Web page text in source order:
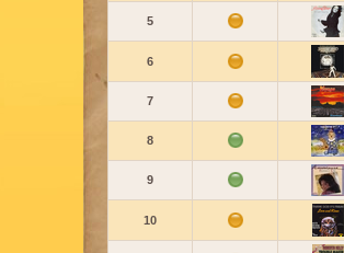
5
6
7
8
9
10